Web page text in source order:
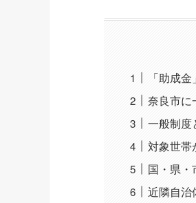
「助成
奈良市に
一般制度
対象世帯
国・県・
近隣自治